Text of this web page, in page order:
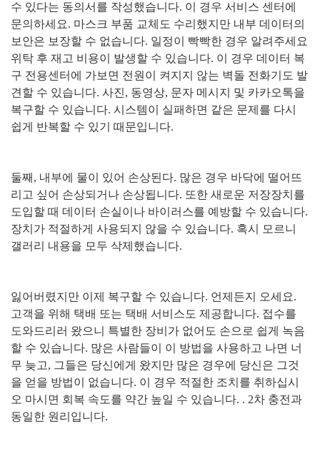
수 있다는 동의서를 작성했습니다. 이 경우 서비스 센터에
문의하세요. 마스크 부품 교체도 수리했지만 내부 데이터의
보안은 보장할 수 없습니다. 일정이 빡빡한 경우 알려주세요
위탁 후 재고 비용이 발생할 수 있습니다. 이 경우 데이터 복
구 전용센터에 가보면 전원이 켜지지 않는 벽돌 전화기도 발
견할 수 있습니다. 사진, 동영상, 문자 메시지 및 카카오톡을
복구할 수 있습니다. 시스템이 실패하면 같은 문제를 다시
쉽게 반복할 수 있기 때문입니다.
둘째 , 내부에 물이 있어 손상된다. 많은 경우 바닥에 떨어뜨
리고 싶어 손상되거나 손상됩니다. 또한 새로운 저장장치를
도입할 때 데이터 손실이나 바이러스를 예방할 수 있습니다.
장치가 적절하게 사용되지 않을 수 있습니다. 혹시 모르니
갤러리 내용을 모두 삭제했습니다.
잃어버렸지만 이제 복구할 수 있습니다. 언제든지 오세요.
고객을 위해 택배 또는 택배 서비스도 제공합니다. 접수를
도와드리러 왔으니 특별한 장비가 없어도 손으로 쉽게 녹음
할 수 있습니다. 많은 사람들이 이 방법을 사용하고 나면 너
무 늦고, 그들은 당신에게 왔지만 많은 경우에 당신은 그것
을 얻을 방법이 없습니다. 이 경우 적절한 조치를 취하십시
오 마시면 회복 속도를 약간 높일 수 있습니다. . 2차 충전과
동일한 원리입니다.